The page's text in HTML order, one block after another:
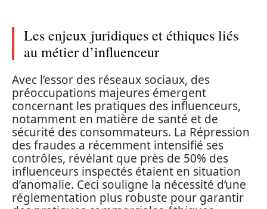
Les enjeux juridiques et éthiques liés
au métier d’influenceur
Avec l’essor des réseaux sociaux, des
préoccupations majeures émergent
concernant les pratiques des influenceurs,
notamment en matière de santé et de
sécurité des consommateurs. La Répression
des fraudes a récemment intensifié ses
contrôles, révélant que près de 50% des
influenceurs inspectés étaient en situation
d’anomalie. Ceci souligne la nécessité d’une
réglementation plus robuste pour garantir